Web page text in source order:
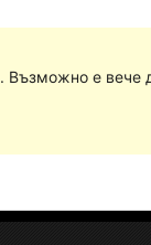
. Възможно е вече